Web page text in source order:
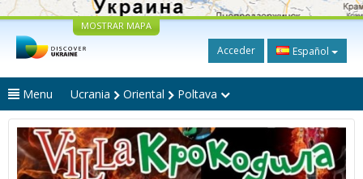
MOSTRAR MAPA
Acceder Español
Menu Ucrania Oriental Poltava